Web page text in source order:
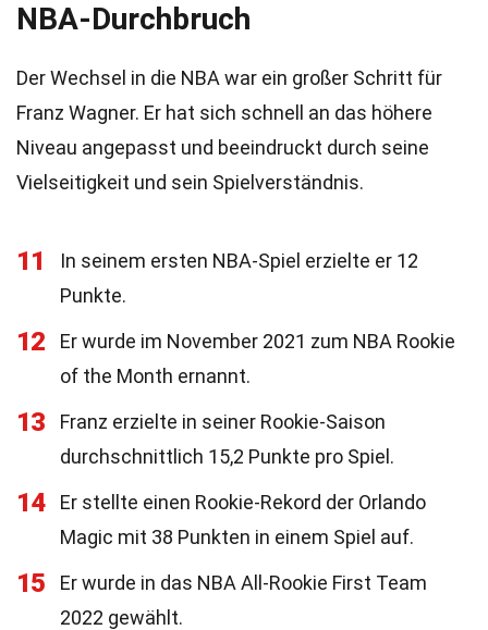
NBA-Durchbruch
Der Wechsel in die NBA war ein großer Schritt für
Franz Wagner. Er hat sich schnell an das höhere
Niveau angepasst und beeindruckt durch seine
Vielseitigkeit und sein Spielverständnis.
11
In seinem ersten NBA-Spiel erzielte er 12
Punkte.
12
Er wurde im November 2021 zum NBA Rookie
of the Month ernannt.
13
Franz erzielte in seiner Rookie-Saison
durchschnittlich 15,2 Punkte pro Spiel.
14
Er stellte einen Rookie-Rekord der Orlando
Magic mit 38 Punkten in einem Spiel auf.
15
Er wurde in das NBA All-Rookie First Team
2022 gewählt.